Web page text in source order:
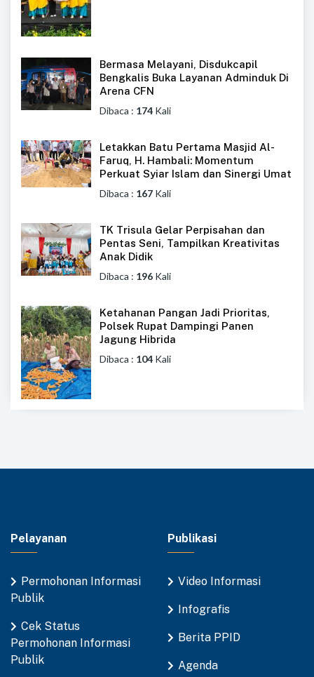
Bermasa Melayani, Disdukcapil
Bengkalis Buka Layanan Adminduk Di
Arena CFN
Dibaca : 174 Kali
Letakkan Batu Pertama Masjid Al-
Faruq, H. Hambali: Momentum
Perkuat Syiar Islam dan Sinergi Umat
Dibaca : 167 Kali
TK Trisula Gelar Perpisahan dan
Pentas Seni, Tampilkan Kreativitas
Anak Didik
Dibaca : 196 Kali
Ketahanan Pangan Jadi Prioritas,
Polsek Rupat Dampingi Panen
Jagung Hibrida
Dibaca : 104 Kali
Pelayanan
Permohonan Informasi
Publik
Cek Status
Permohonan Informasi
Publik
Publikasi
Video Informasi
Infografis
Berita PPID
Agenda